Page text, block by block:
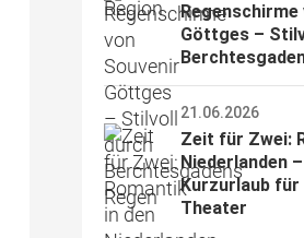
Regenschirme
Göttges –
21.06.2026
Zeit für Zwei:
Niederlanden
Kurzurlaub
Theater